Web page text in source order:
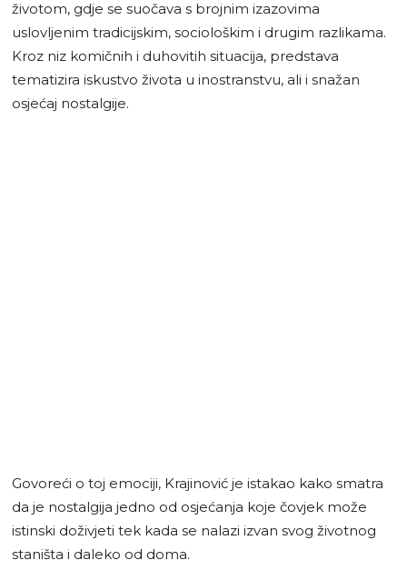
životom, gdje se suočava s brojnim izazovima
uslovljenim tradicijskim, sociološkim i drugim razlikama.
Kroz niz komičnih i duhovitih situacija, predstava
tematizira iskustvo života u inostranstvu, ali i snažan
osjećaj nostalgije.
Govoreći o toj emociji, Krajinović je istakao kako smatra
da je nostalgija jedno od osjećanja koje čovjek može
istinski doživjeti tek kada se nalazi izvan svog životnog
staništa i daleko od doma.